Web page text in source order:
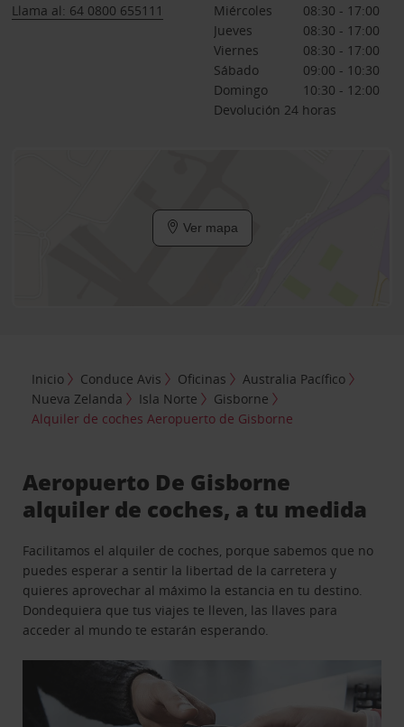
Llama al: 64 0800 655111
Miércoles
08:30 - 17:00
Jueves
08:30 - 17:00
Viernes
08:30 - 17:00
Sábado
09:00 - 10:30
Domingo
10:30 - 12:00
Devolución 24 horas
Ver mapa
Inicio Conduce Avis Oficinas
Australia Pacífico
Nueva Zelanda
Isla Norte
Gisborne
Alquiler de coches Aeropuerto de Gisborne
Aeropuerto De Gisborne
alquiler de coches, a tu medida
Facilitamos el alquiler de coches, porque sabemos que no
puedes esperar a sentir la libertad de la carretera y
quieres aprovechar al máximo la estancia en tu destino.
Dondequiera que tus viajes te lleven, las llaves para
acceder al mundo te estarán esperando.